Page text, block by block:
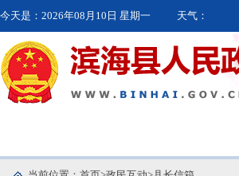
今天是： 2026年08月10日 星期一 天气：